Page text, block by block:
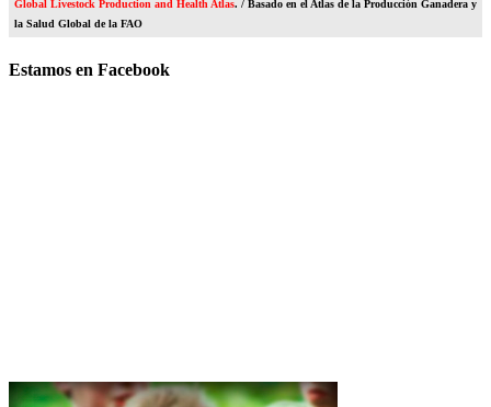
Global Livestock Production and Health Atlas. / Basado en el Atlas de la Producción Ganadera y
la Salud Global de la FAO
Estamos en Facebook